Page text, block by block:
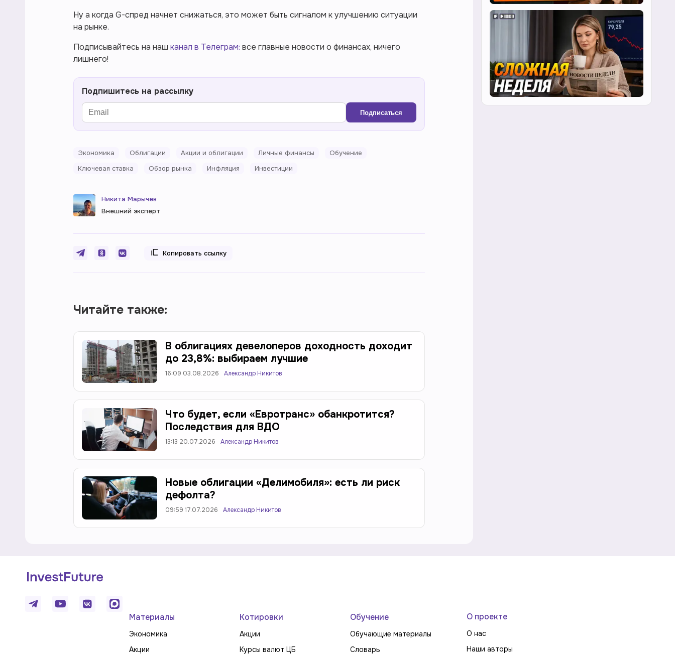
Ну а когда G-спред начнет снижаться, это может быть сигналом к улучшению ситуации
на рынке.
Подписывайтесь на наш канал в Телеграм: все главные новости о финансах, ничего
лишнего!
Подпишитесь на рассылку
Подписаться
Экономика Облигации Акции и облигации Личные финансы
Обучение
Ключевая ставка
Обзор рынка Инфляция Инвестиции
Никита Марычев
Внешний эксперт
Копировать ссылку
Читайте также:
В облигациях девелоперов доходность доходит
до 23,8%: выбираем лучшие
16:09 03.08.2026 Александр Никитов
Что будет, если «Евротранс» обанкротится?
Последствия для ВДО
13:13 20.07.2026 Александр Никитов
Новые облигации «Делимобиля»: есть ли риск
дефолта?
09:59 17.07.2026 Александр Никитов
Материалы
Экономика
Акции
Котировки
Акции
Курсы валют ЦБ
Обучение
Обучающие материалы
Словарь
О проекте
О нас
Наши авторы